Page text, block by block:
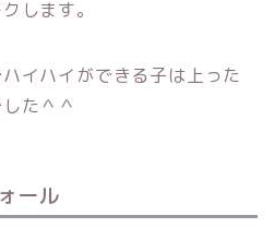
します。
イハイができる子は上った
た＾＾
ール